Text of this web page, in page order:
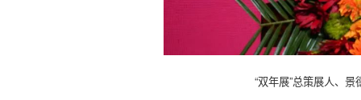
“双年展”总策展人、